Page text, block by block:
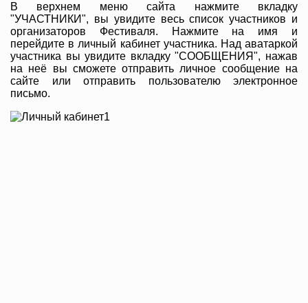
В верхнем меню сайта нажмите вкладку
"УЧАСТНИКИ", вы увидите весь список участников и
организаторов Фестиваля. Нажмите на имя и
перейдите в личный кабинет участника. Над аватаркой
участника вы увидите вкладку "СООБЩЕНИЯ", нажав
на неё вы сможете отправить личное сообщение на
сайте или отправить пользователю электронное
письмо.